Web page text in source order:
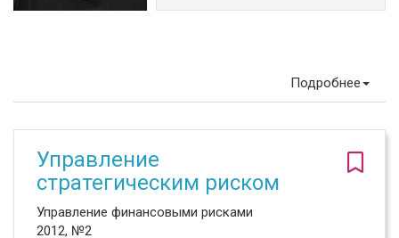
Подробнее
Управление
стратегическим риском
Управление финансовыми рисками
2012, №2